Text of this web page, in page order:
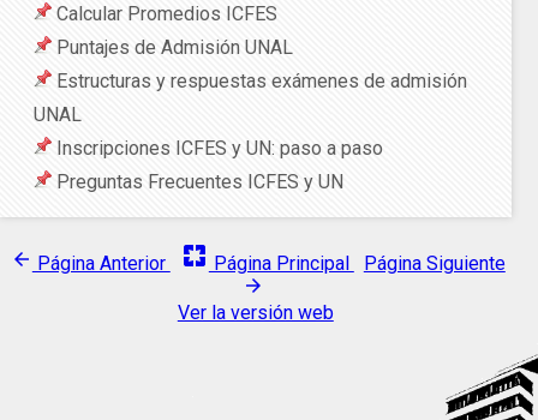
Calcular Promedios ICFES
Puntajes de Admisión UNAL
Estructuras y respuestas exámenes de admisión
UNAL
Inscripciones ICFES y UN: paso a paso
Preguntas Frecuentes ICFES y UN
arrow_back Página Anterior pages Página Principal Página Siguiente
arrow_forward
Ver la versión web